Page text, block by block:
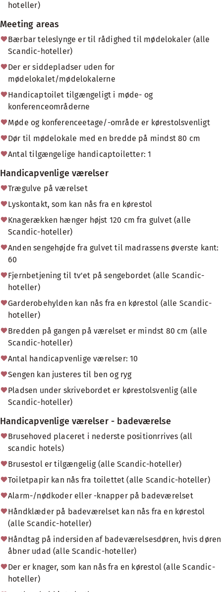
hoteller)
Meeting areas
Bærbar teleslynge er til rådighed til mødelokaler (alle
Scandic-hoteller)
Der er siddepladser uden for
mødelokalet/mødelokalerne
Handicaptoilet tilgængeligt i møde- og
konferenceområderne
Møde og konferenceetage/-område er kørestolsvenligt
Dør til mødelokale med en bredde på mindst 80 cm
Antal tilgængelige handicaptoiletter: 1
Handicapvenlige værelser
Trægulve på værelset
Lyskontakt, som kan nås fra en kørestol
Knagerækken hænger højst 120 cm fra gulvet (alle
Scandic-hoteller)
Anden sengehøjde fra gulvet til madrassens øverste kant:
60
Fjernbetjening til tv'et på sengebordet (alle Scandic-
hoteller)
Garderobehylden kan nås fra en kørestol (alle Scandic-
hoteller)
Bredden på gangen på værelset er mindst 80 cm (alle
Scandic-hoteller)
Antal handicapvenlige værelser: 10
Sengen kan justeres til ben og ryg
Pladsen under skrivebordet er kørestolsvenlig (alle
Scandic-hoteller)
Handicapvenlige værelser - badeværelse
Brusehoved placeret i nederste positionrrives (all
scandic hotels)
Brusestol er tilgængelig (alle Scandic-hoteller)
Toiletpapir kan nås fra toilettet (alle Scandic-hoteller)
Alarm-/nødkoder eller -knapper på badeværelset
Håndklæder på badeværelset kan nås fra en kørestol
(alle Scandic-hoteller)
Håndtag på indersiden af badeværelsesdøren, hvis døren
åbner udad (alle Scandic-hoteller)
Der er knager, som kan nås fra en kørestol (alle Scandic-
hoteller)